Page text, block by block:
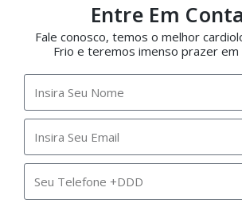
Entre Em
Fale conosco, temos o melhor
Frio e teremos imenso prazer